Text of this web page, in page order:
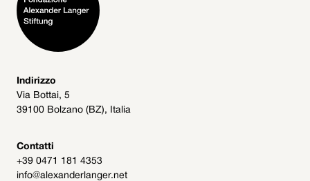
Indirizzo
Via Bottai, 5
39100 Bolzano (BZ), Italia
Contatti
+39 0471 181 4353
info@alexanderlanger.net